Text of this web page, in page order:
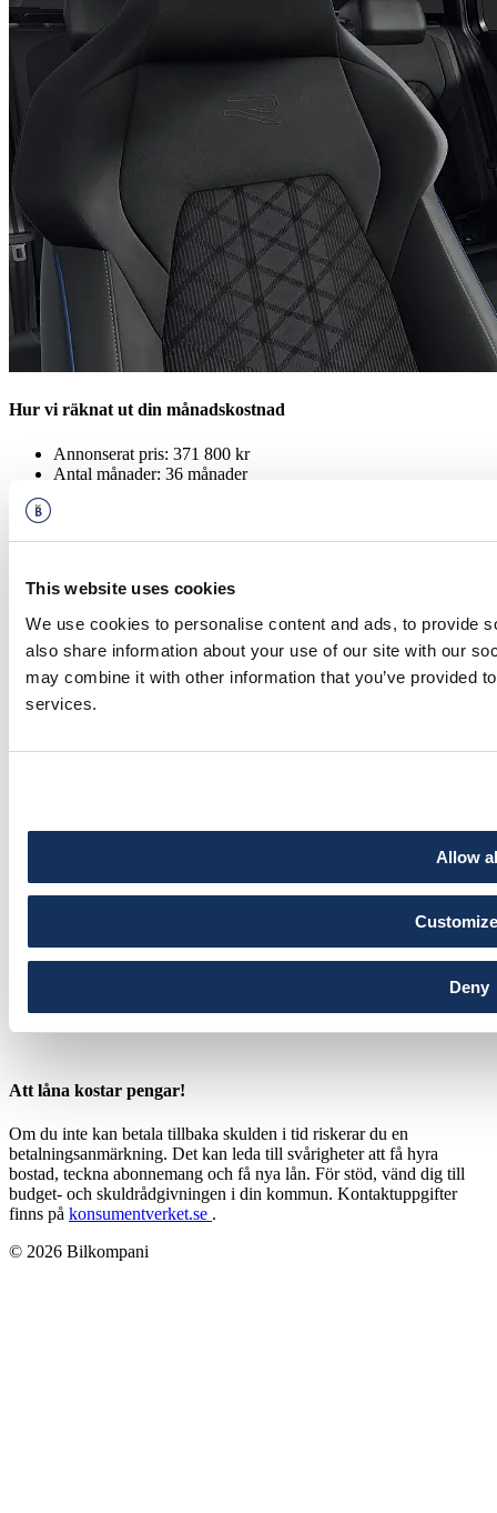
This website uses cookies
We use cookies to personalise content and ads, to provide
also share information about your use of our site with our
may combine it with other information that you’ve provided
services.
Allow
Deny
Hur vi räknat ut din månadskostnad
Annonserat pris: 371 800 kr
Antal månader: 36 månader
Att låna kostar pengar!
Om du inte kan betala tillbaka skulden i tid riskerar du en
betalningsanmärkning. Det kan leda till svårigheter att få hyra
bostad, teckna abonnemang och få nya lån. För stöd, vänd dig till
budget- och skuldrådgivningen i din kommun. Kontaktuppgifter
finns på konsumentverket.se .
© 2026 Bilkompani